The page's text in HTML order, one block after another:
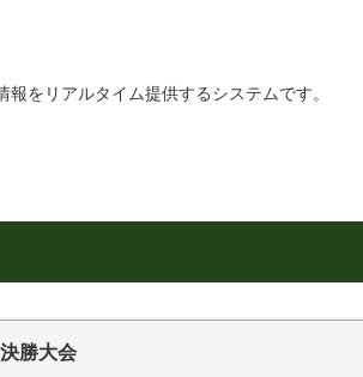
をリアルタイム提供するシステムです。
勝大会